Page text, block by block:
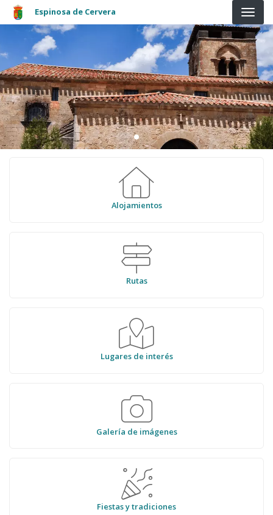
Pasar al contenido principal
Espinosa de Cervera
Alojamientos
Rutas
Lugares de interés
Galería de imágenes
Fiestas y tradiciones